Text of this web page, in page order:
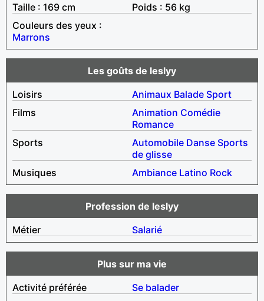
Taille : 169 cm
Poids : 56 kg
Couleurs des yeux :
Marrons
Les goûts de leslyy
Loisirs
Animaux Balade Sport
Films
Animation Comédie
Romance
Sports
Automobile Danse Sports
de glisse
Musiques
Ambiance Latino Rock
Profession de leslyy
Métier
Salarié
Plus sur ma vie
Activité préférée
Se balader